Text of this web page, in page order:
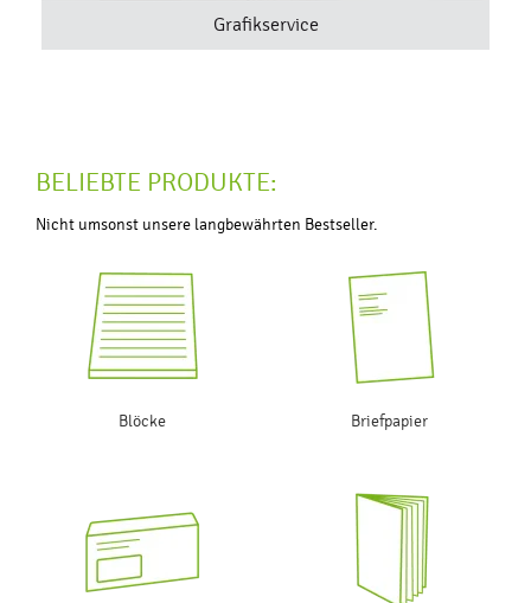
Grafikservice
BELIEBTE PRODUKTE:
Nicht umsonst unsere langbewährten Bestseller.
Blöcke Briefpapier